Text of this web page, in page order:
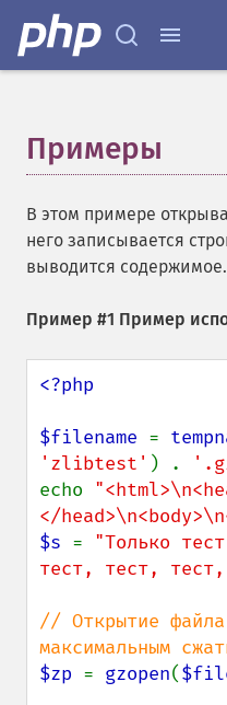
Примеры
В этом примере
него записывается
выводится содержимое.
Пример #1 Пример
<?php
$filename =
'zlibtest' ) .
echo
</
$s = "Только
тест, тест,
// Открытие
$zp = gzopen(